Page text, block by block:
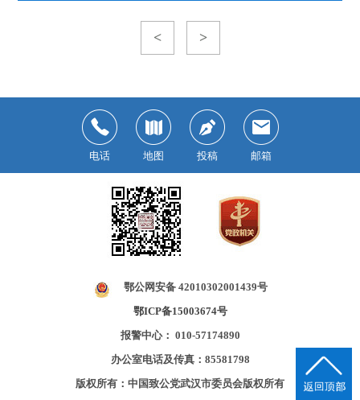
< >
电话 地图 投稿 邮箱
鄂公网安备 42010302001439号
鄂ICP备15003674号
报警中心： 010-57174890
办公室电话及传真：85581798
版权所有：中国致公党武汉市委员会版权所有